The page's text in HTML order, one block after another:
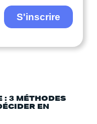
: 3 MÉTHODES
EN